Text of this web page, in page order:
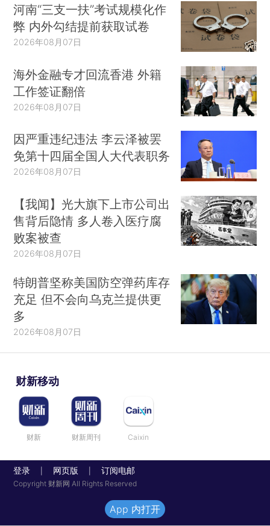
河南“三支一扶”考试规模化作
弊 内外勾结提前获取试卷
2026年08月07日
海外金融专才回流香港 外籍
工作签证翻倍
2026年08月07日
因严重违纪违法 李云泽被罢
免第十四届全国人大代表职务
2026年08月07日
【我闻】光大旗下上市公司出
售背后隐情 多人卷入医疗腐
败案被查
2026年08月07日
特朗普坚称美国防空弹药库存
充足 但不会向乌克兰提供更
多
2026年08月07日
财新移动
财新 财新周刊 Caixin
登录 网页版 订阅电邮
Copyright 财新网 All Rights Reserved
App 内打开